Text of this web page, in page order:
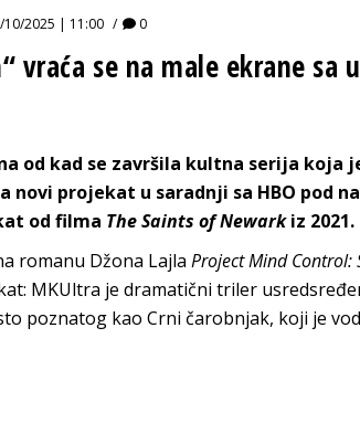
10/2025 | 11:00 0
vraća se na male ekrane
od kad se završila kultna serija koja
novi projekat u saradnji sa HBO pod
od filma The Saints of Newarkiz
romanu Džona Lajla Project Mind Control:
MKUltra je dramatični triler
poznatog kao Crni čarobnjak, koji je